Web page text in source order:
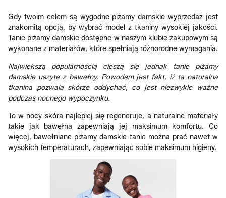
Gdy twoim celem są wygodne piżamy damskie wyprzedaż jest
znakomitą opcją, by wybrać model z tkaniny wysokiej jakości.
Tanie piżamy damskie dostępne w naszym klubie zakupowym są
wykonane z materiałów, które spełniają różnorodne wymagania.
Największą popularnością cieszą się jednak tanie piżamy
damskie uszyte z bawełny. Powodem jest fakt, iż ta naturalna
tkanina pozwala skórze oddychać, co jest niezwykle ważne
podczas nocnego wypoczynku.
To w nocy skóra najlepiej się regeneruje, a naturalne materiały
takie jak bawełna zapewniają jej maksimum komfortu. Co
więcej, bawełniane piżamy damskie tanie można prać nawet w
wysokich temperaturach, zapewniając sobie maksimum higieny.